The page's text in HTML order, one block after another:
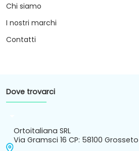
Chi siamo
I nostri marchi
Contatti
Dove trovarci
Ortoitaliana SRL
Via Gramsci 16 CP: 58100